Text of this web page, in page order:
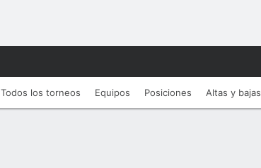
Todos los torneos Equipos Posiciones Altas y bajas